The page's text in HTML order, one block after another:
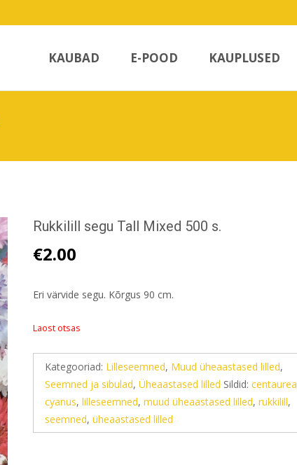
KAUBAD E-POOD KAUPLUSED
Rukkilill segu Tall Mixed 500 s.
€2.00
Eri värvide segu. Kõrgus 90 cm.
Laost otsas
Kategooriad: Lilleseemned, Muud üheaastased lilled,
Seemned ja sibulad, Üheaastased lilled Sildid: centaurea
cyanus, lilleseemned, muud üheaastased lilled, rukkilill,
seemned, üheaastased lilled